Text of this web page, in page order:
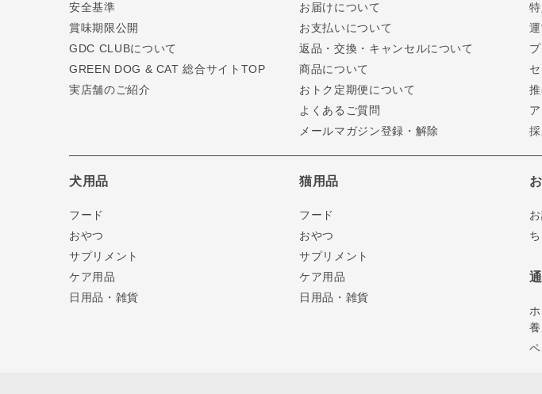
安全基準
賞味期限公開
GDC CLUBについて
GREEN DOG & CAT 総合サイトTOP
実店舗のご紹介
お届けについて
お支払いについて
返品・交換・キャンセルについて
商品について
おトク定期便について
よくあるご質問
メールマガジン登録・解除
犬用品
フード
おやつ
サプリメント
ケア用品
日用品・雑貨
猫用品
フード
おやつ
サプリメント
ケア用品
日用品・雑貨